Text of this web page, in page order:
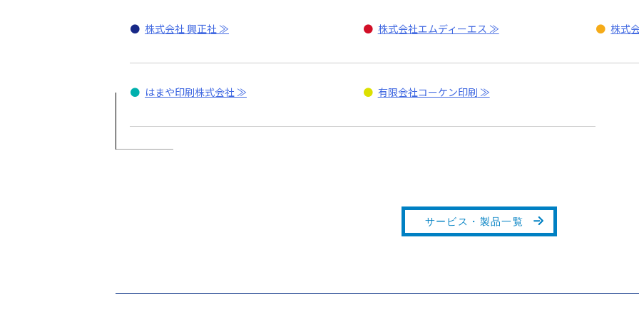
● 株式会社 興正社 ● 株式会社エムディーエス ● 株式
● はまや印刷株式会社 ● 有限会社コーケン印刷
サービス・製品一覧